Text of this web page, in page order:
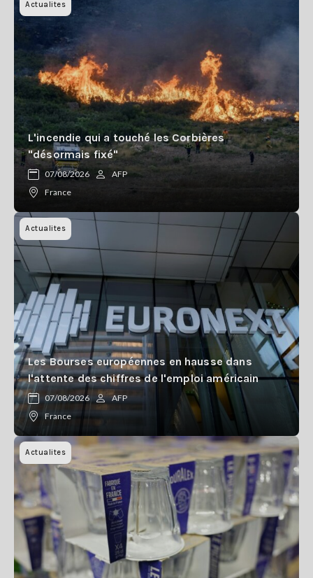
Actualites
L'incendie qui a touché les Corbières
"désormais fixé"
07/08/2026
AFP
France
Actualites
Les Bourses européennes en hausse dans
l'attente des chiffres de l'emploi américain
07/08/2026
AFP
France
Actualites